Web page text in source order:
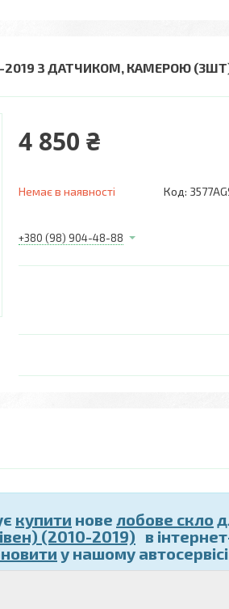
2019 З ДАТЧИКОМ, КАМЕРОЮ
4 850 ₴
Немає в наявності Код:
+380 (98) 904-48-88
купити нове лобове скло
(2010-2019) в
у нашому